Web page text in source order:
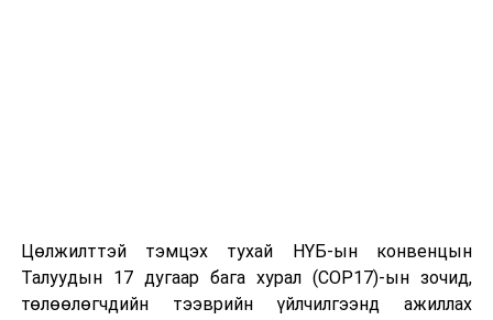
Цөлжилттэй тэмцэх тухай НҮБ-ын конвенцын
Талуудын 17 дугаар бага хурал (COP17)-ын зочид,
төлөөлөгчдийн тээврийн үйлчилгээнд ажиллах